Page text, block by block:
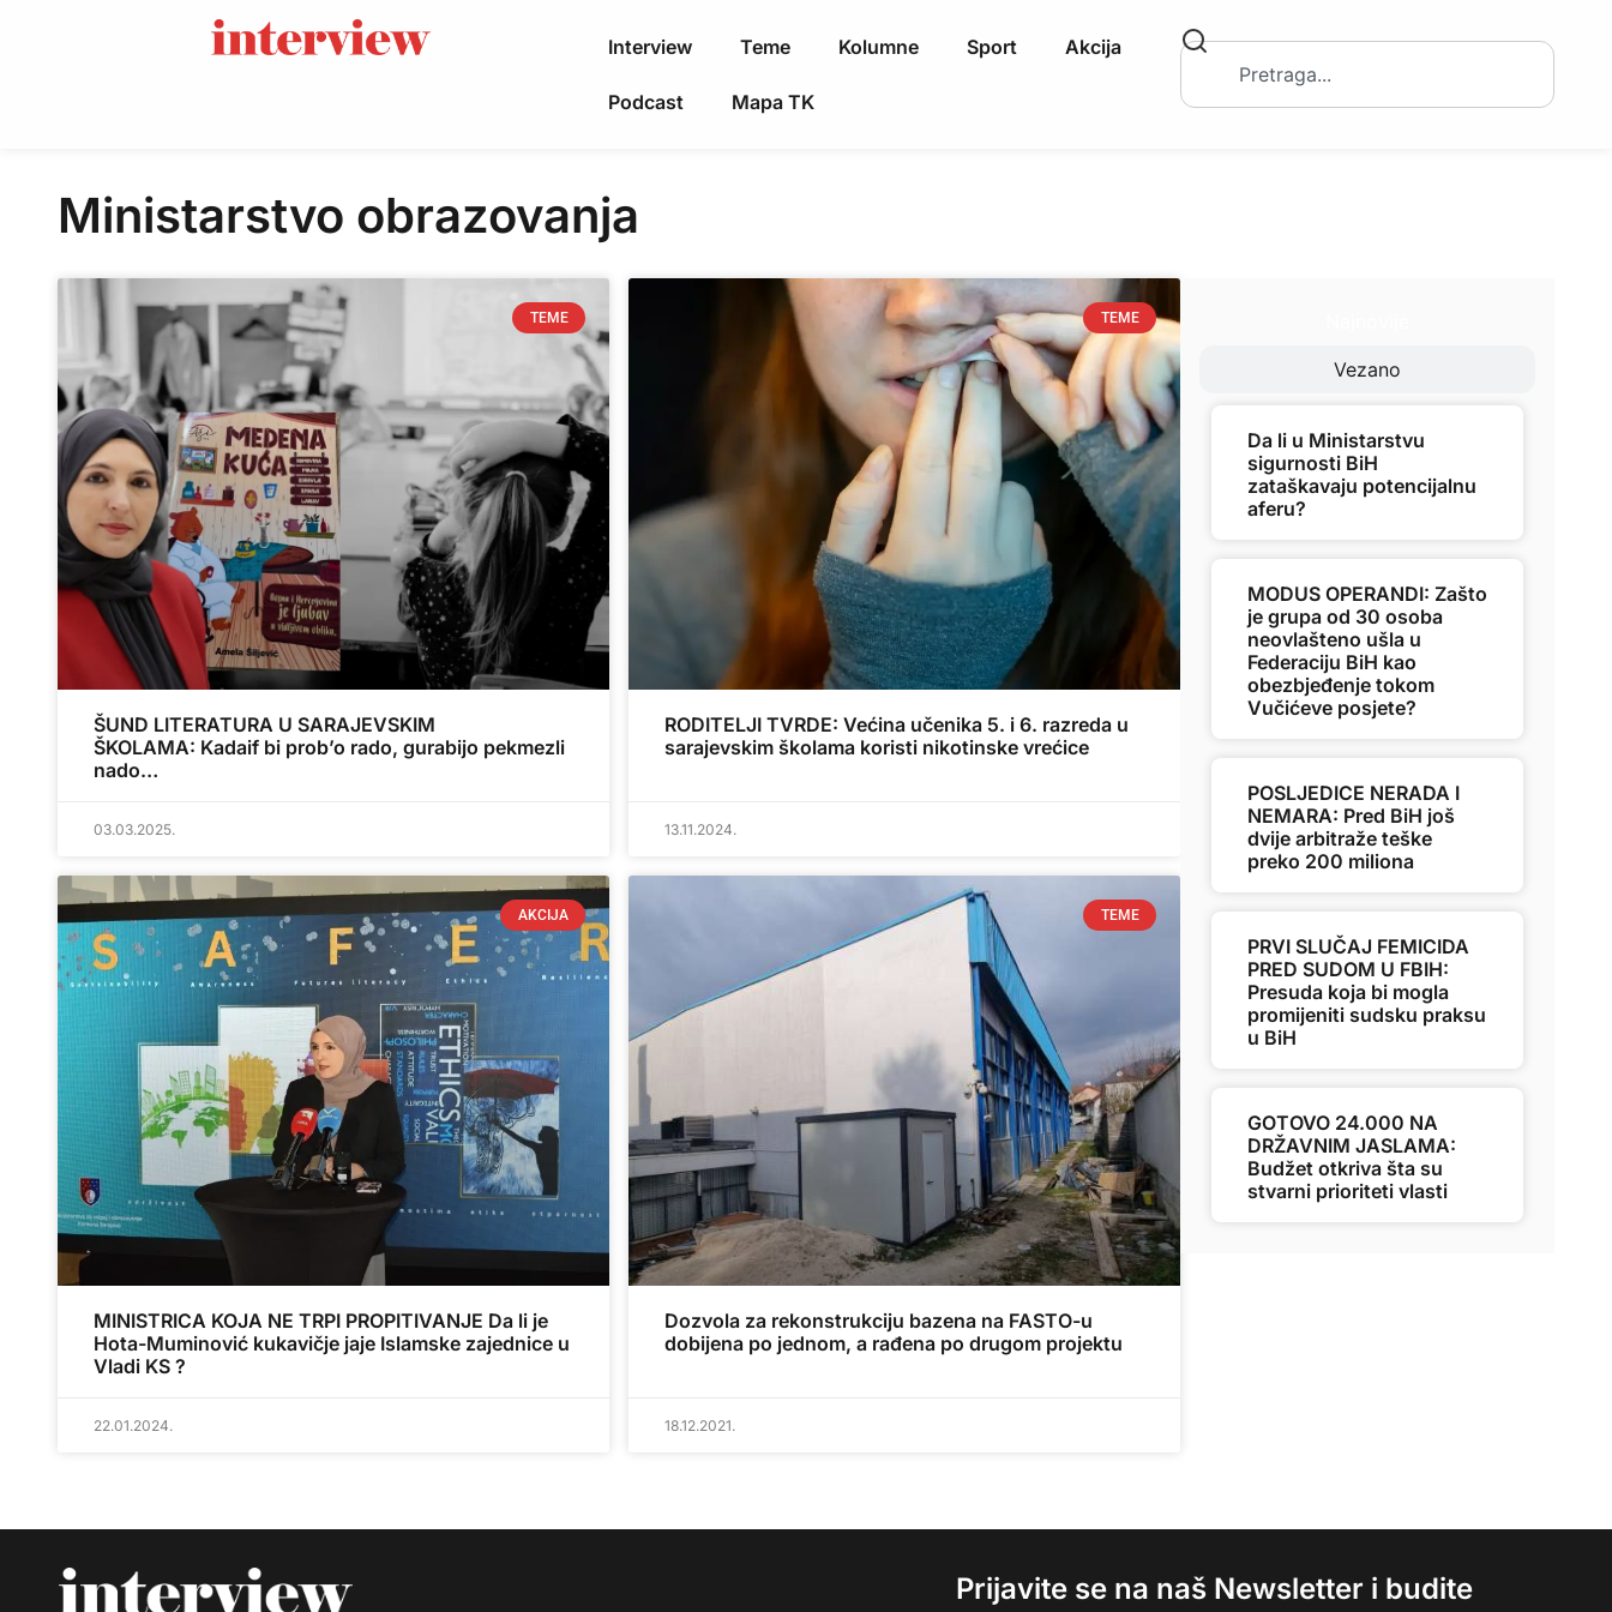
Interview Teme Kolumne Sport Akcija
Podcast Mapa TK
Ministarstvo obrazovanja
TEME
ŠUND LITERATURA U SARAJEVSKIM
ŠKOLAMA: Kadaif bi prob’o rado, gurabijo pekmezli
nado…
03.03.2025.
TEME
RODITELJI TVRDE: Većina učenika 5. i 6. razreda u
sarajevskim školama koristi nikotinske vrećice
13.11.2024.
AKCIJA
MINISTRICA KOJA NE TRPI PROPITIVANJE Da li je
Hota-Muminović kukavičje jaje Islamske zajednice u
Vladi KS ?
22.01.2024.
TEME
Dozvola za rekonstrukciju bazena na FASTO-u
dobijena po jednom, a rađena po drugom projektu
18.12.2021.
Vezano
Da li u Ministarstvu
sigurnosti BiH
zataškavaju potencijalnu
aferu?
MODUS OPERANDI: Zašto
je grupa od 30 osoba
neovlašteno ušla u
Federaciju BiH kao
obezbjeđenje tokom
Vučićeve posjete?
POSLJEDICE NERADA I
NEMARA: Pred BiH još
dvije arbitraže teške
preko 200 miliona
PRVI SLUČAJ FEMICIDA
PRED SUDOM U FBIH:
Presuda koja bi mogla
promijeniti sudsku praksu
u BiH
GOTOVO 24.000 NA
DRŽAVNIM JASLAMA:
Budžet otkriva šta su
stvarni prioriteti vlasti
Prijavite se na naš Newsletter i budite